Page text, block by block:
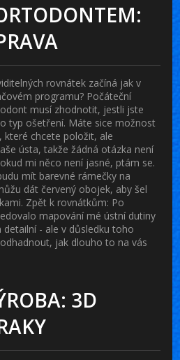
rovnátek začíná jak v
programu? Počáteční
musí zhodnotit, jestli jste
typ ošetření. Máte sice možnost
které chcete položit, ale
ústa, takže žádná otázka není
mi něco není jasné, ptám se.
mít barevné rámečky na
dát červený obojek, aby šel
Zpět k rovnátkům: Po
mapování mé ústní dutiny
detailní - ale v důsledku toho
jak dlouho to na vás
3D